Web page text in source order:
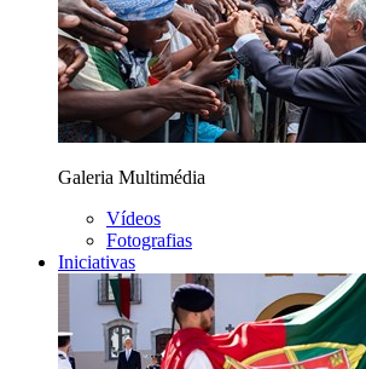
Galeria Multimédia
Vídeos
Fotografias
Iniciativas